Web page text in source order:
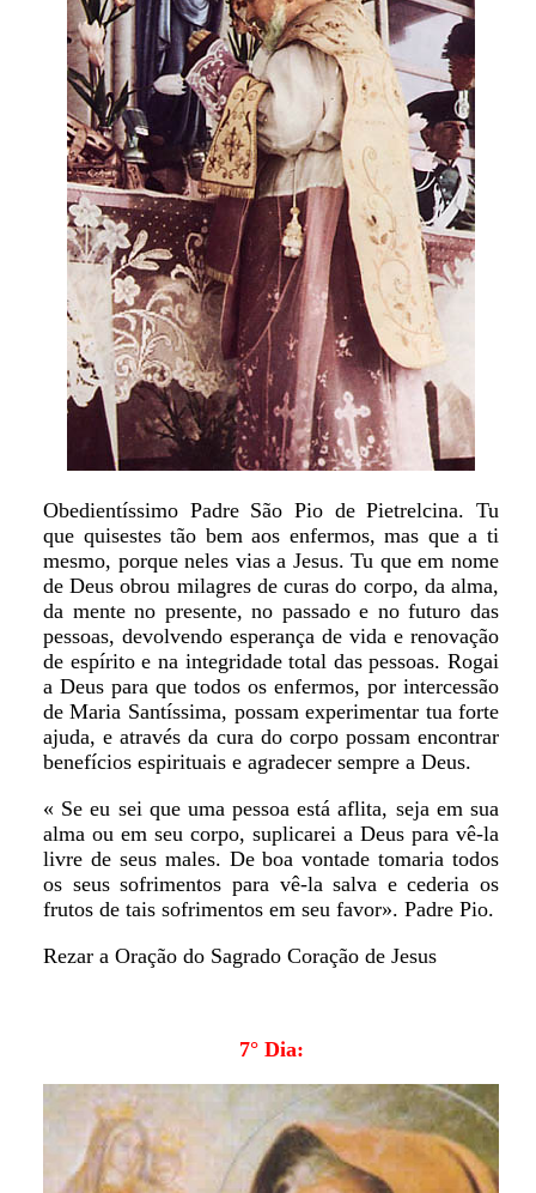
Obedientíssimo Padre São Pio de Pietrelcina. Tu
que quisestes tão bem aos enfermos, mas que a ti
mesmo, porque neles vias a Jesus. Tu que em nome
de Deus obrou milagres de curas do corpo, da alma,
da mente no presente, no passado e no futuro das
pessoas, devolvendo esperança de vida e renovação
de espírito e na integridade total das pessoas. Rogai
a Deus para que todos os enfermos, por intercessão
de Maria Santíssima, possam experimentar tua forte
ajuda, e através da cura do corpo possam encontrar
benefícios espirituais e agradecer sempre a Deus.
« Se eu sei que uma pessoa está aflita, seja em sua
alma ou em seu corpo, suplicarei a Deus para vê-la
livre de seus males. De boa vontade tomaria todos
os seus sofrimentos para vê-la salva e cederia os
frutos de tais sofrimentos em seu favor». Padre Pio.
Rezar a Oração do Sagrado Coração de Jesus
7° Dia: